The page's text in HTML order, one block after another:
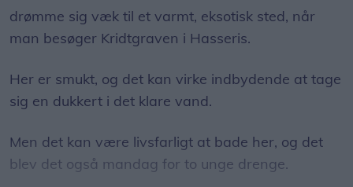
drømme sig væk til et varmt, eksotisk sted, når
man besøger Kridtgraven i Hasseris.
Her er smukt, og det kan virke indbydende at tage
sig en dukkert i det klare vand.
Men det kan være livsfarligt at bade her, og det
blev det også mandag for to unge drenge.